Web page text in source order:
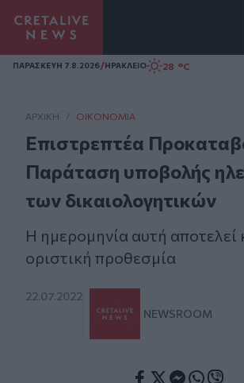
Homepage
ΠΑΡΑΣΚΕΥΗ 7.8.2026/ΗΡΑΚΛΕΙΟ 28 °C
ΑΡΧΙΚΗ / ΟΙΚΟΝΟΜΊΑ
Επιστρεπτέα
Παράταση υποβολής
των δικαιολογητικών
Η ημερομηνία αυτή αποτελεί
οριστική προθεσμία
22.07.2022
NEWSROOM